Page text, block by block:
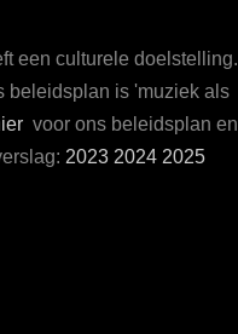
een culturele doelstelling.
beleidsplan is 'muziek als
voor ons beleidsplan en
2023 2024 2025